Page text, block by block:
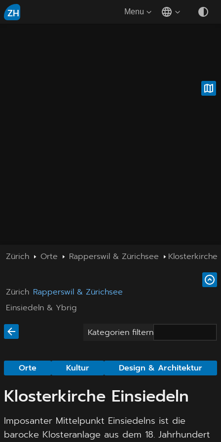
ZH Menu
Zürich Orte Rapperswil & Zürichsee Klosterkirche
Zürich Rapperswil & Zürichsee
Einsiedeln & Ybrig
Kategorien filtern
Orte Kultur Design & Architektur
Klosterkirche Einsiedeln
Imposanter Mittelpunkt Einsiedelns ist die
barocke Klosteranlage aus dem 18. Jahrhundert